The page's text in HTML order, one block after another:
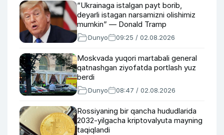
“Ukrainaga istalgan payt borib,
deyarli istagan narsamizni olishimiz
mumkin” — Donald Tramp
Dunyo 09:25 / 02.08.2026
Moskvada yuqori martabali general
qatnashgan ziyofatda portlash yuz
berdi
Dunyo 08:47 / 02.08.2026
Rossiyaning bir qancha hududlarida
2032-yilgacha kriptovalyuta mayning
taqiqlandi